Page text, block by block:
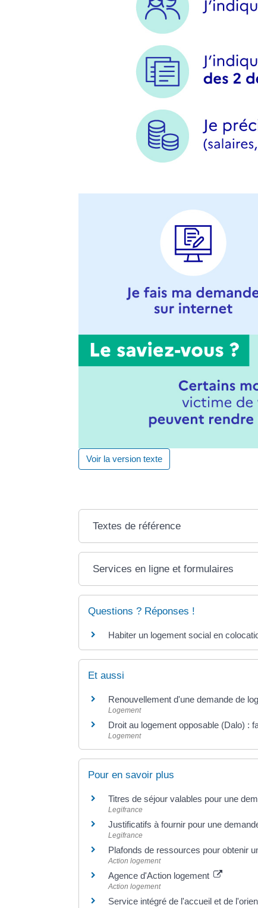
Voir la version texte
Textes de référence
Services en ligne et formulaires
Questions ? Réponses !
Habiter un logement social en
Et aussi
Renouvellement d'une demande de
Logement
Droit au logement opposable (Dalo) :
Logement
Pour en savoir plus
Titres de séjour valables pour une
Legifrance
Justificatifs à fournir pour une
Legifrance
Plafonds de ressources pour obtenir
Action logement
Agence d'Action logement
Action logement
Service intégré de l'accueil et de